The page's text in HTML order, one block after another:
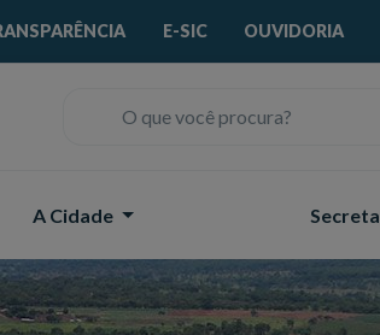
E-SIC OUVIDORIA
A Cidade